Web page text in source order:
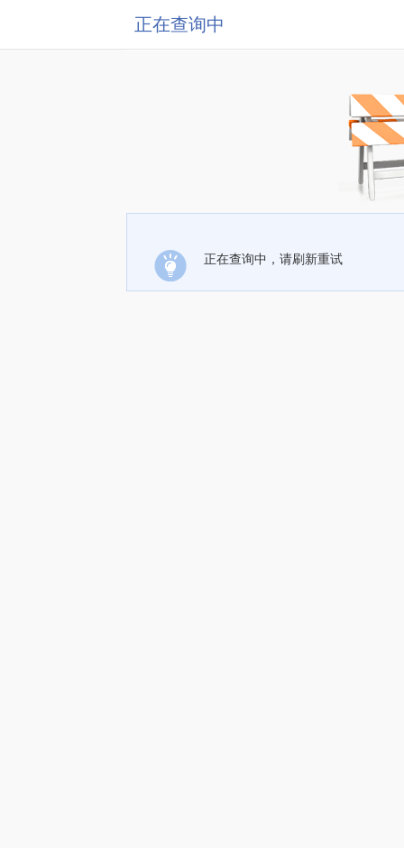
正在查询中
正在查询中，请刷新重试